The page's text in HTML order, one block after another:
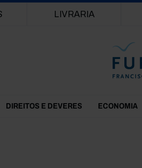
LIVRARIA
DIREITOS E DEVERES ECONOMIA